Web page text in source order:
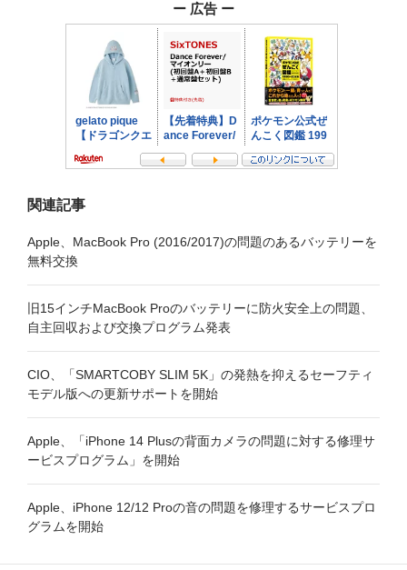
ー 広告 ー
関連記事
Apple、MacBook Pro (2016/2017)の問題のあるバッテリーを
無料交換
旧15インチMacBook Proのバッテリーに防火安全上の問題、
自主回収および交換プログラム発表
CIO、「SMARTCOBY SLIM 5K」の発熱を抑えるセーフティ
モデル版への更新サポートを開始
Apple、「iPhone 14 Plusの背面カメラの問題に対する修理サ
ービスプログラム」を開始
Apple、iPhone 12/12 Proの音の問題を修理するサービスプロ
グラムを開始